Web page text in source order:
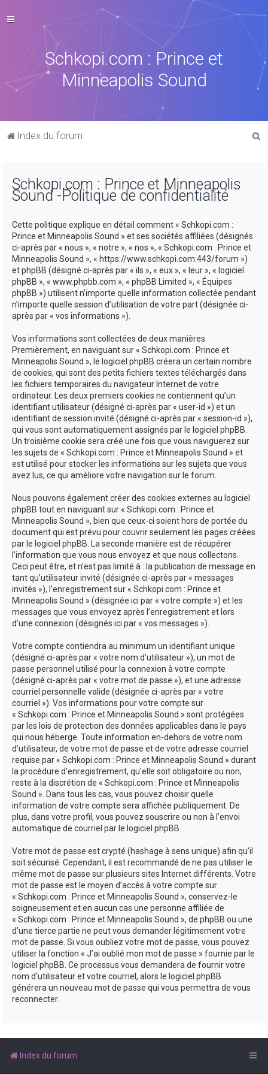
Schkopi.com : Prince et
Minneapolis Sound
Index du forum
Schkopi.com : Prince et Minneapolis
Sound -Politique de confidentialité
Cette politique explique en détail comment « Schkopi.com :
Prince et Minneapolis Sound » et ses sociétés affiliées (désignés
ci-après par « nous », « notre », « nos », « Schkopi.com : Prince et
Minneapolis Sound », « https://www.schkopi.com:443/forum »)
et phpBB (désigné ci-après par « ils », « eux », « leur », « logiciel
phpBB », « www.phpbb.com », « phpBB Limited », « Équipes
phpBB ») utilisent n’importe quelle information collectée pendant
n’importe quelle session d’utilisation de votre part (désignée ci-
après par « vos informations »).
Vos informations sont collectées de deux manières.
Premièrement, en naviguant sur « Schkopi.com : Prince et
Minneapolis Sound », le logiciel phpBB créera un certain nombre
de cookies, qui sont des petits fichiers textes téléchargés dans
les fichiers temporaires du navigateur Internet de votre
ordinateur. Les deux premiers cookies ne contiennent qu’un
identifiant utilisateur (désigné ci-après par « user-id ») et un
identifiant de session invité (désigné ci-après par « session-id »),
qui vous sont automatiquement assignés par le logiciel phpBB.
Un troisième cookie sera créé une fois que vous naviguerez sur
les sujets de « Schkopi.com : Prince et Minneapolis Sound » et
est utilisé pour stocker les informations sur les sujets que vous
avez lus, ce qui améliore votre navigation sur le forum.
Nous pouvons également créer des cookies externes au logiciel
phpBB tout en naviguant sur « Schkopi.com : Prince et
Minneapolis Sound », bien que ceux-ci soient hors de portée du
document qui est prévu pour couvrir seulement les pages créées
par le logiciel phpBB. La seconde manière est de récupérer
l’information que vous nous envoyez et que nous collectons.
Ceci peut être, et n’est pas limité à : la publication de message en
tant qu’utilisateur invité (désignée ci-après par « messages
invités »), l’enregistrement sur « Schkopi.com : Prince et
Minneapolis Sound » (désignée ici par « votre compte ») et les
messages que vous envoyez après l’enregistrement et lors
d’une connexion (désignés ici par « vos messages »).
Votre compte contiendra au minimum un identifiant unique
(désigné ci-après par « votre nom d’utilisateur »), un mot de
passe personnel utilisé pour la connexion à votre compte
(désigné ci-après par « votre mot de passe »), et une adresse
courriel personnelle valide (désignée ci-après par « votre
courriel »). Vos informations pour votre compte sur
« Schkopi.com : Prince et Minneapolis Sound » sont protégées
par les lois de protection des données applicables dans le pays
qui nous héberge. Toute information en-dehors de votre nom
d’utilisateur, de votre mot de passe et de votre adresse courriel
requise par « Schkopi.com : Prince et Minneapolis Sound » durant
la procédure d’enregistrement, qu’elle soit obligatoire ou non,
reste à la discrétion de « Schkopi.com : Prince et Minneapolis
Sound ». Dans tous les cas, vous pouvez choisir quelle
information de votre compte sera affichée publiquement. De
plus, dans votre profil, vous pouvez souscrire ou non à l’envoi
automatique de courriel par le logiciel phpBB.
Votre mot de passe est crypté (hashage à sens unique) afin qu’il
soit sécurisé. Cependant, il est recommandé de ne pas utiliser le
même mot de passe sur plusieurs sites Internet différents. Votre
mot de passe est le moyen d’accès à votre compte sur
« Schkopi.com : Prince et Minneapolis Sound », conservez-le
soigneusement et en aucun cas une personne affiliée de
« Schkopi.com : Prince et Minneapolis Sound », de phpBB ou une
d’une tierce partie ne peut vous demander légitimement votre
mot de passe. Si vous oubliez votre mot de passe, vous pouvez
utiliser la fonction « J’ai oublié mon mot de passe » fournie par le
logiciel phpBB. Ce processus vous demandera de fournir votre
nom d’utilisateur et votre courriel, alors le logiciel phpBB
générera un nouveau mot de passe qui vous permettra de vous
reconnecter.
Index du forum